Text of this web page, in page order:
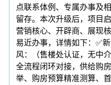
点联系体例、专属办事及
留存。本次升级后，项目
营销核心、开辟商、展现
易近办事，详情如下：✅
风：（售楼处认证，无中
全流程闭环对接，供给购
举、购房预算精准测算、